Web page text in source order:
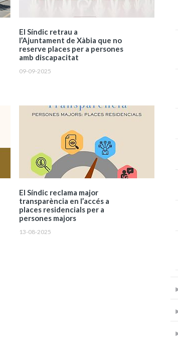
El Síndic retrau a
l’Ajuntament de Xàbia que no
reserve places per a persones
amb discapacitat
09-09-2025
El Síndic reclama major
transparència en l’accés a
places residencials per a
persones majors
13-08-2025